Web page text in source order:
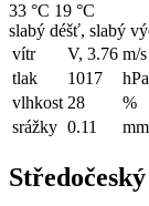
33 °C 19 °C
slabý déšť, slabý
vítr
V, 3.76 m/s
tlak
1017
hPa
vlhkost 28
%
srážky 0.11 mm